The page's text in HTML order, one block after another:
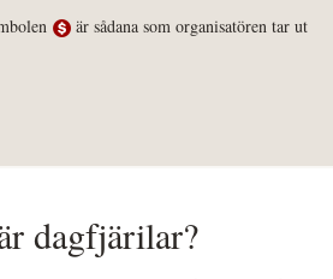
är sådana som organisatören tar ut
dagfjärilar?